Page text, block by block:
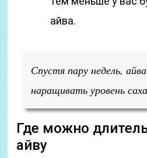
айва.
Спустя пару недель,
наращивать уровень
Где можно
айву